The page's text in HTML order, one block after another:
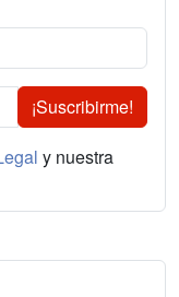
¡Suscribirme!
y nuestra